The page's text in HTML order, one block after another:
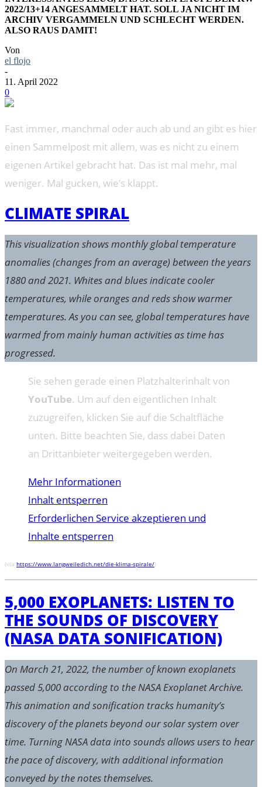
2022/13+14 ANGESAMMELT HAT. SOLL JA NICHT IM
ARCHIV VERGAMMELN UND SCHLECHT WERDEN.
ALSO RAUS DAMIT!
Von
el flojo
-
11. April 2022
0
Fast immer, manchmal oder auch ab und an gibt es hier
einen Sammelpost mit allem, was es nicht zu einem
eigenen Artikel gebracht hat. Das ist mal mehr, mal
weniger. Mal gucken, wie’s klappt.
CLIMATE SPIRAL
This visualization shows monthly global temperature
anomalies (changes from an average) between the years
1880 and 2021. Whites and blues indicate cooler
temperatures, while oranges and reds show warmer
temperatures. As you can see, global temperatures have
warmed from mainly human activities as time has
progressed.
Sie sehen gerade einen Platzhalterinhalt von
YouTube. Um auf den eigentlichen Inhalt
zuzugreifen, klicken Sie auf die Schaltfläche
unten. Bitte beachten Sie, dass dabei Daten
an Drittanbieter weitergegeben werden.
Mehr Informationen
Inhalt entsperren
Erforderlichen Service akzeptieren und
Inhalte entsperren
(via https://www.langweiledich.net/die-klima-spirale/)
5,000 EXOPLANETS: LISTEN TO
THE SOUNDS OF DISCOVERY
(NASA DATA SONIFICATION)
On March 21, 2022, the number of known exoplanets
passed 5,000 according to the NASA Exoplanet Archive.
This animation and sonification tracks humanity’s
discovery of the planets beyond our solar system over
time. Turning NASA data into sounds allows users to hear
the pace of discovery, with additional information
conveyed by the notes themselves.